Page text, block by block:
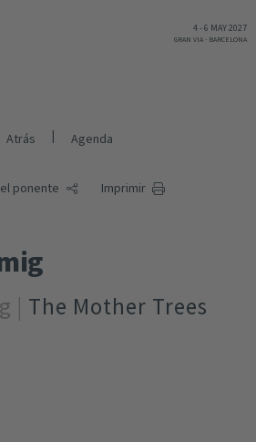
4-6 MAY 2027
GRAN VIA- BARCELONA
Atrás | Agenda
ponente Imprimir
| The Mother Trees